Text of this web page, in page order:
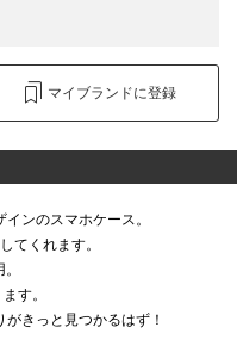
マイブランドに登録
ンのスマホケース。
てくれます。
す。
きっと見つかるはず！